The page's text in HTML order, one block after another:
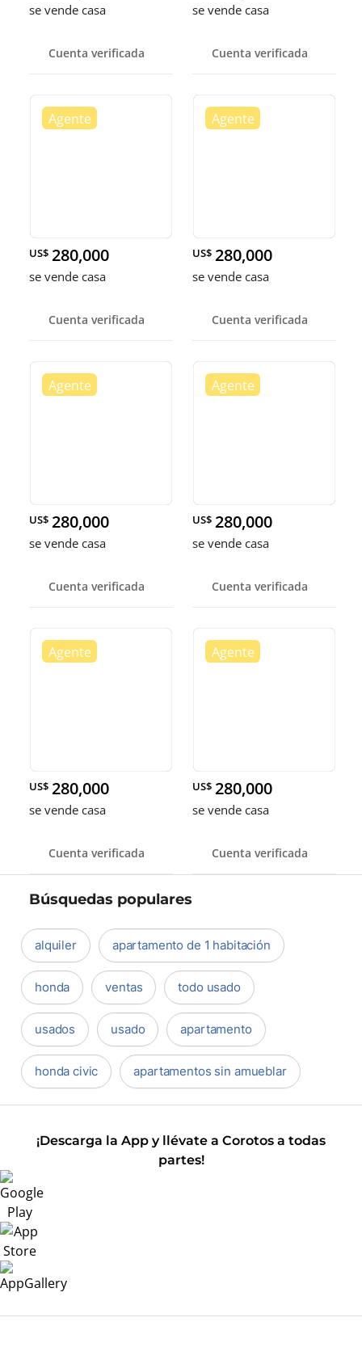
se vende casa
Cuenta verificada
se vende casa
Cuenta verificada
US$ 280,000
se vende casa
Cuenta verificada
US$ 280,000
se vende casa
Cuenta verificada
US$ 280,000
se vende casa
Cuenta verificada
US$ 280,000
se vende casa
Cuenta verificada
US$ 280,000
se vende casa
Cuenta verificada
US$ 280,000
se vende casa
Cuenta verificada
Búsquedas populares
alquiler apartamento de 1 habitación
honda ventas todo usado
usados usado apartamento
honda civic apartamentos sin amueblar
¡Descarga la App y llévate a Corotos a todas
partes!